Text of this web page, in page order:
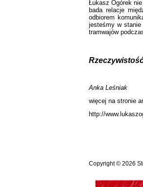
Łukasz Ogórek
bada relacje
odbiorem
jesteśmy w
tramwajów
Anka Leśniak
więcej na stronie
http://
Copyright © 2026